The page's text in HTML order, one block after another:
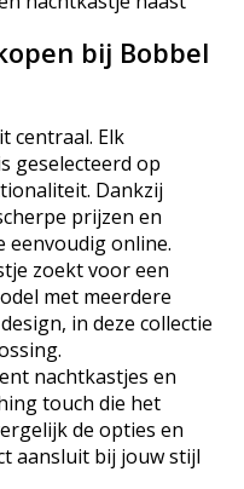
bij Bobbel
centraal. Elk
geselecteerd op
Dankzij
prijzen en
eenvoudig online.
zoekt voor een
met meerdere
in deze collectie
nachtkastjes en
touch die het
de opties en
aansluit bij jouw stijl